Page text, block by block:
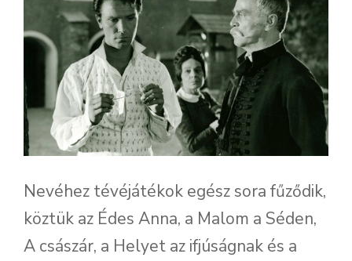
Nevéhez tévéjátékok egész sora fűződik,
köztük az Édes Anna, a Malom a Séden,
A császár, a Helyet az ifjúságnak és a